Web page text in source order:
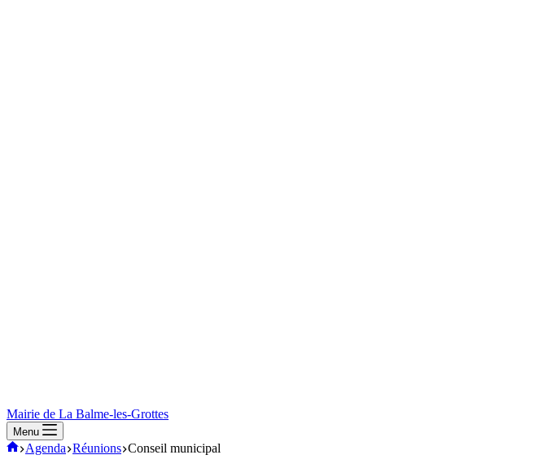
Mairie de La Balme-les-Grottes
Menu
Mairie
Agenda Réunions Conseil municipal